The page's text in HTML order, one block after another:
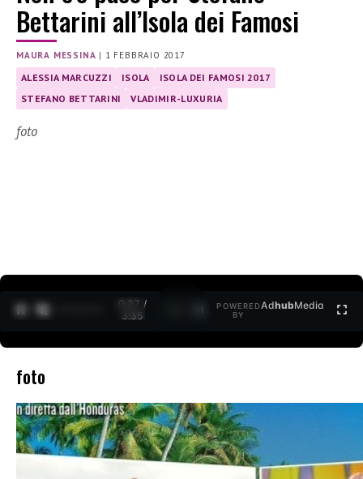
Bettarini all’Isola dei Famosi
MAURA MESSINA | 1 FEBBRAIO 2017
ALESSIA MARCUZZI ISOLA
ISOLA DEI FAMOSI 2017
STEFANO BETTARINI
VLADIMIR-LUXURIA
foto
0:27 /
3:35
POWERED
BY
AdhubMedia
foto